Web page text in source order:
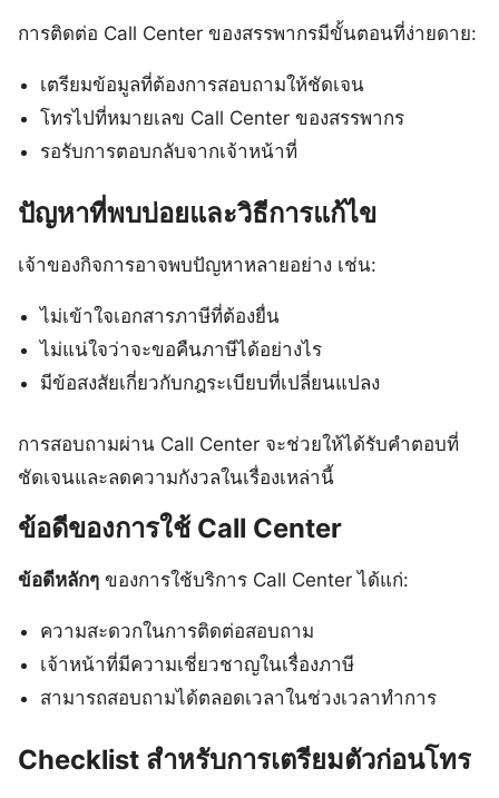
การติดต่อ Call Center ของสรรพากรมีขั้นตอนที่ง่ายดาย:
เตรียมข้อมูลที่ต้องการสอบถามให้ชัดเจน
โทรไปที่หมายเลข Call Center ของสรรพากร
รอรับการตอบกลับจากเจ้าหน้าที่
ปัญหาที่พบบ่อยและวิธีการแก้ไข
เจ้าของกิจการอาจพบปัญหาหลายอย่าง เช่น:
ไม่เข้าใจเอกสารภาษีที่ต้องยื่น
ไม่แน่ใจว่าจะขอคืนภาษีได้อย่างไร
มีข้อสงสัยเกี่ยวกับกฎระเบียบที่เปลี่ยนแปลง
การสอบถามผ่าน Call Center จะช่วยให้ได้รับคำตอบที่
ชัดเจนและลดความกังวลในเรื่องเหล่านี้
ข้อดีของการใช้ Call Center
ข้อดีหลักๆ ของการใช้บริการ Call Center ได้แก่:
ความสะดวกในการติดต่อสอบถาม
เจ้าหน้าที่มีความเชี่ยวชาญในเรื่องภาษี
สามารถสอบถามได้ตลอดเวลาในช่วงเวลาทำการ
Checklist สำหรับการเตรียมตัวก่อนโทร